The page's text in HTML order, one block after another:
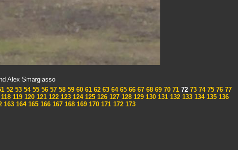
Alex Smargiasso
52 53 5455 56 57 58 59 60 61 62 63 6465 66 67 68 69 70 71 72 73 7475 76 77
118 119 120 121 122 123 124125 126 127 128 129 130 131 132 133 134135 136
163164165166167168169170171172173